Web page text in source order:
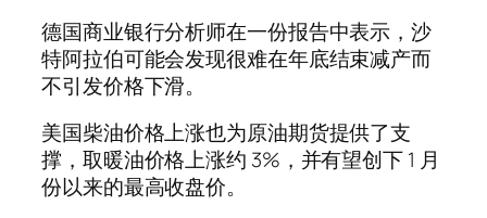
德国商业银行分析师在一份报告中表示，沙
特阿拉伯可能会发现很难在年底结束减产而
不引发价格下滑。
美国柴油价格上涨也为原油期货提供了支
撑，取暖油价格上涨约 3%，并有望创下 1 月
份以来的最高收盘价。